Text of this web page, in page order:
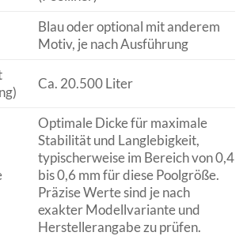
Blau oder optional mit anderem
Motiv, je nach Ausführung
Ca. 20.500 Liter
Optimale Dicke für maximale
Stabilität und Langlebigkeit,
typischerweise im Bereich von 0,4
bis 0,6 mm für diese Poolgröße.
Präzise Werte sind je nach
exakter Modellvariante und
Herstellerangabe zu prüfen.